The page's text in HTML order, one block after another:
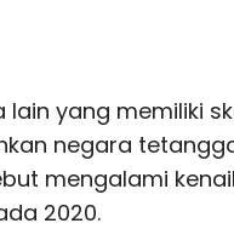
lain yang memiliki
negara
mengalami
2020.